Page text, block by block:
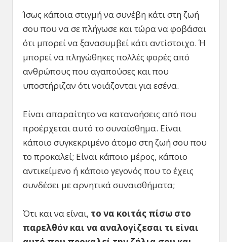
Ίσως κάποια στιγμή να συνέβη κάτι στη ζωή
σου που να σε πλήγωσε και τώρα να φοβάσαι
ότι μπορεί να ξανασυμβεί κάτι αντίστοιχο. Ή
μπορεί να πληγώθηκες πολλές φορές από
ανθρώπους που αγαπούσες και που
υποστήριζαν ότι νοιάζονται για εσένα.
Είναι απαραίτητο να κατανοήσεις από που
προέρχεται αυτό το συναίσθημα. Είναι
κάποιο συγκεκριμένο άτομο στη ζωή σου που
το προκαλεί; Είναι κάποιο μέρος, κάποιο
αντικείμενο ή κάποιο γεγονός που το έχεις
συνδέσει με αρνητικά συναισθήματα;
Ότι και να είναι, το να κοιτάς πίσω στο
παρελθόν και να αναλογίζεσαι τι είναι